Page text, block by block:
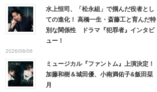
水上恒司、「松永組」で掴んだ役者とし
ての進化！ 高橋一生・斎藤工と育んだ特
別な関係性 ドラマ『犯罪者』インタビ
ュー！
2026/08/06
ミュージカル『ファントム』上演決定！
加藤和樹＆城田優、小南満佑子&飯田栞
月